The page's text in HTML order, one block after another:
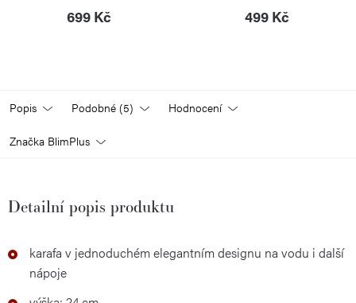
699 Kč 499 Kč
Popis Podobné (5) Hodnocení
Značka BlimPlus
Detailní popis produktu
karafa v jednoduchém elegantním designu na vodu i další
nápoje